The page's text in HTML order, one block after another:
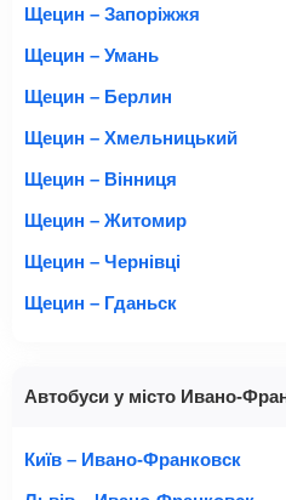
Щецин – Запоріжжя
Щецин – Умань
Щецин – Берлин
Щецин – Хмельницький
Щецин – Вінниця
Щецин – Житомир
Щецин – Чернівці
Щецин – Гданьск
Автобуси у місто Ивано-
Київ – Ивано-Франковск